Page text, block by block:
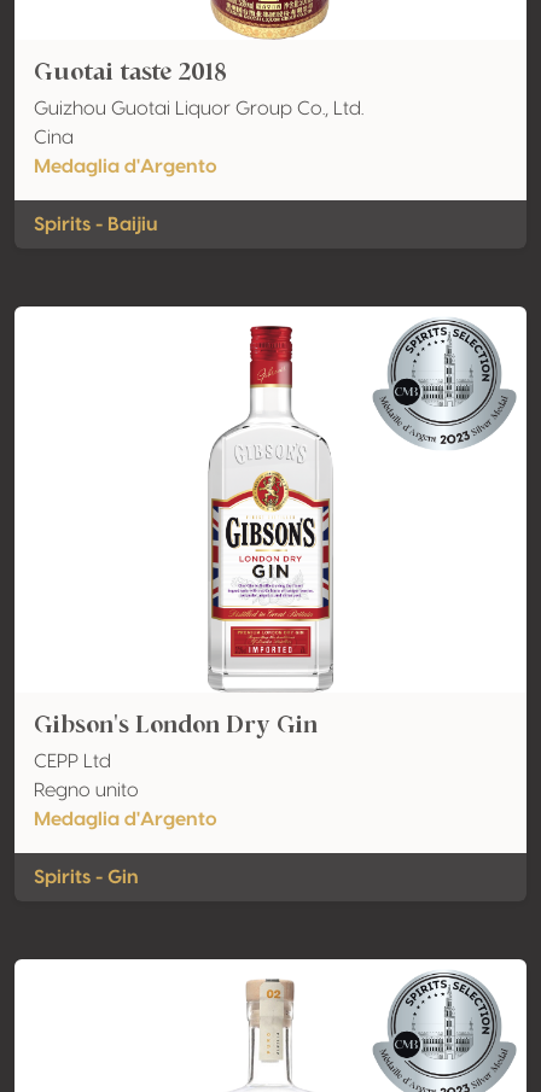
Guotai taste 2018
Guizhou Guotai Liquor Group Co., Ltd.
Cina
Medaglia d'Argento
Spirits - Baijiu
Gibson's London Dry Gin
CEPP Ltd
Regno unito
Medaglia d'Argento
Spirits - Gin